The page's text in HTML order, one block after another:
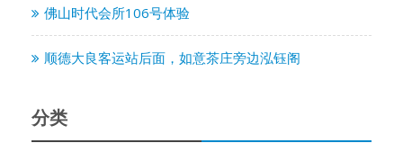
佛山时代会所106号体验
顺德大良客运站后面，如意茶庄旁边泓钰阁
分类